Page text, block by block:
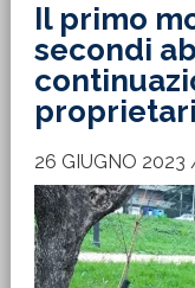
Il primo
secondi
26 GIUGNO 2023